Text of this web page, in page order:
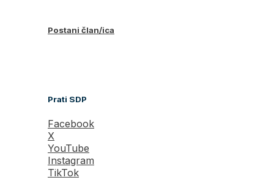
Postani član/ica
Prati SDP
Facebook
X
YouTube
Instagram
TikTok